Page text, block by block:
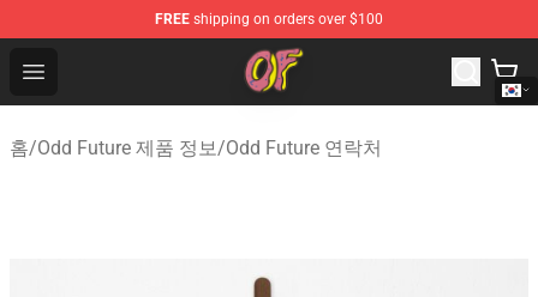
FREE shipping on orders over $100
Open menu
Odd Future Shop - Official Odd Future Merchandise Store
홈/Odd Future 제품 정보/Odd Future 연락처